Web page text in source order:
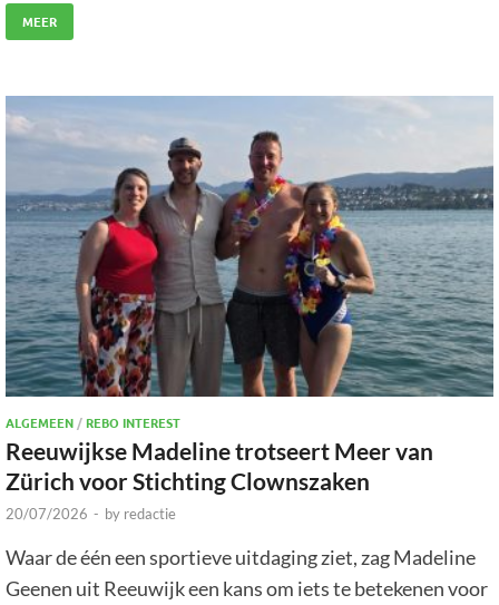
MEER
ALGEMEEN / REBO INTEREST
Reeuwijkse Madeline trotseert Meer van
Zürich voor Stichting Clownszaken
20/07/2026 - by redactie
Waar de één een sportieve uitdaging ziet, zag Madeline
Geenen uit Reeuwijk een kans om iets te betekenen voor